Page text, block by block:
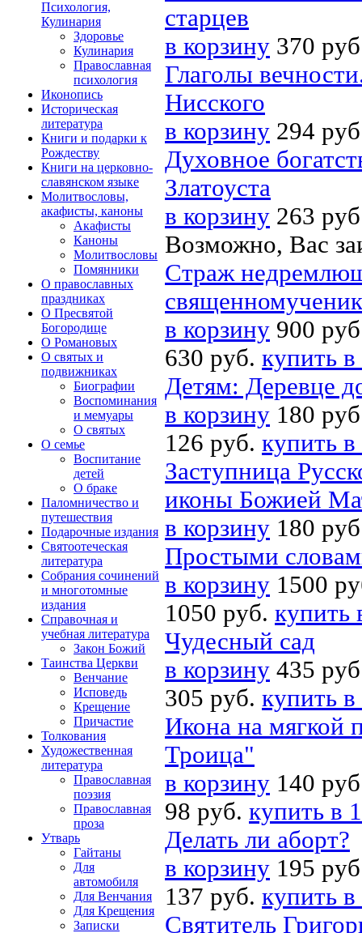
Психология,
Кулинария
Здоровье
Кулинария
Православная
психология
Иконопись
Историческая
литература
Книги и подарки к
Рождеству
Книги на церковно-
славянском языке
Молитвословы,
акафисты, каноны
Акафисты
Каноны
Молитвословы
Помянники
О православных
праздниках
О Пресвятой
Богородице
О Романовых
О святых и
подвижниках
Биографии
Воспоминания
и мемуары
О святых
О семье
Воспитание
детей
О браке
Паломничество и
путешествия
Подарочные издания
Святоотеческая
литература
Собрания сочинений
и многотомные
издания
Справочная и
учебная литература
Закон Божий
Таинства Церкви
Венчание
Исповедь
Крещение
Причастие
Толкования
Художественная
литература
Православная
поэзия
Православная
проза
Утварь
Гайтаны
Для
автомобиля
Для Венчания
Для Крещения
Записки
старцев
в корзину 370
Глаголы
Нисского
в корзину 294
Духовное
Златоуста
в корзину 263
Возможно, Вас
Страж
в корзину 900
630 руб. купить
Детям: Деревце
в корзину 180
126 руб. купить
Заступница
иконы Божией
в корзину 180
Простыми
в корзину 1500
1050 руб. купить
Чудесный сад
в корзину 435
305 руб. купить
Икона на мягкой
Троица"
в корзину 140
98 руб. купить в
Делать ли аборт?
в корзину 195
137 руб. купить
Святитель